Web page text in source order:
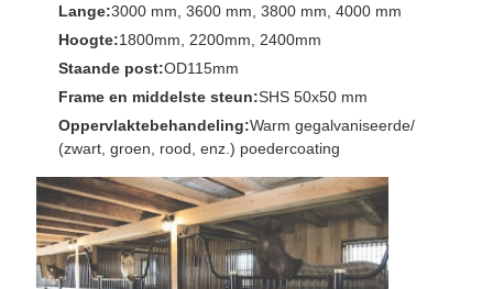
Lange:3000 mm, 3600 mm, 3800 mm, 4000 mm
Hoogte:1800mm, 2200mm, 2400mm
Staande post:OD115mm
Frame en middelste steun:SHS 50x50 mm
Oppervlaktebehandeling:Warm gegalvaniseerde/
(zwart, groen, rood, enz.) poedercoating